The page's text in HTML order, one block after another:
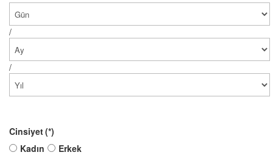
/
/
Cinsiyet(*)
Kadın
Erkek